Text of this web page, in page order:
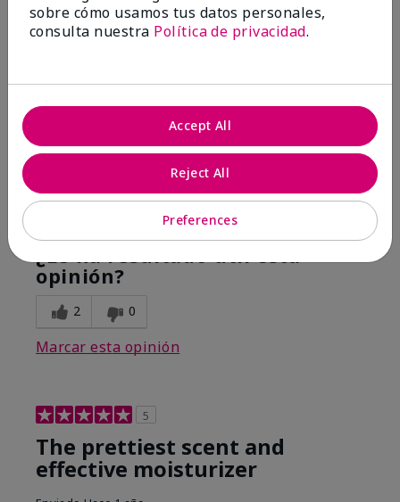
deGreenwood
Comprador verificado
Comentarios sobre White Tea & Citrus Satin
Body® Silkening Shea Lotion
I bought this for my girlfriend and she loves it as
much as I do!
Mostrar Traducción
Sí, recomendaría a un amigo
¿Le ha resultado útil esta
opinión?
2 0
Marcar esta opinión
5
The prettiest scent and
effective moisturizer
sobre cómo usamos tus datos personales,
consulta nuestra Política de privacidad.
Preferences
Reject All
Accept All